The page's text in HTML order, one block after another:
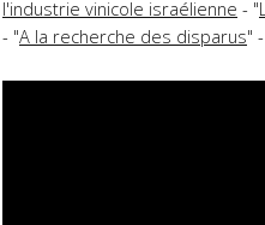
l'industrie vinicole israélienne - "
- "A la recherche des disparus"